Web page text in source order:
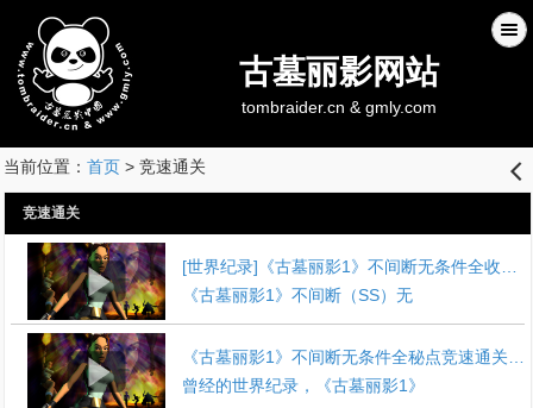
古墓丽影网站
tombraider.cn & gmly.com
当前位置： 首页> 竞速通关 󰊒
竞速通关
《古墓丽影1》不间断（SS）无
曾经的世界纪录，《古墓丽影1》